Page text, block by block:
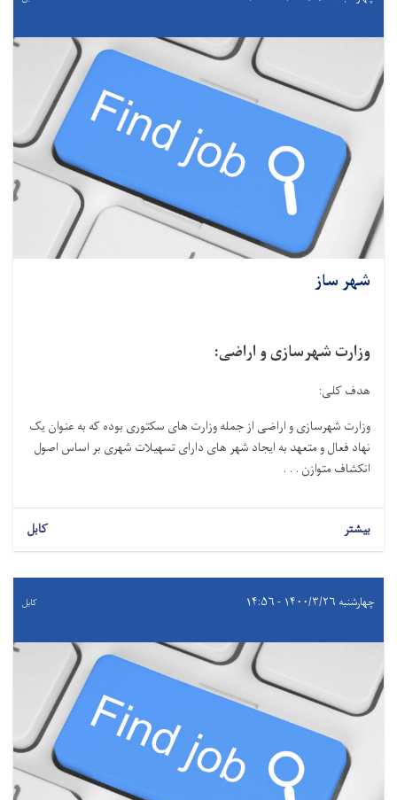
شهر ساز
وزارت شهرسازی و اراضی:
هدف کلی:
وزارت شهرسازی و اراضی از جمله وزارت های سکتوری بوده که به عنوان یک
نهاد فعال و متعهد به ایجاد شهر های دارای تسهیلات شهری بر اساس اصول
انکشاف متوازن . . .
بیشتر کابل
چهارشنبه ۱۴۰۰/۳/۲۶ - ۱۴:۵۶ کابل